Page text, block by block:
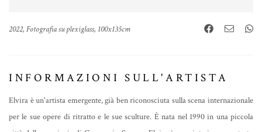
2022, Fotografia su plexiglass, 100x135cm
INFORMAZIONI SULL'ARTISTA
Elvira è un'artista emergente, già ben riconosciuta sulla scena internazionale
per le sue opere di ritratto e le sue sculture. È nata nel 1990 in una piccola